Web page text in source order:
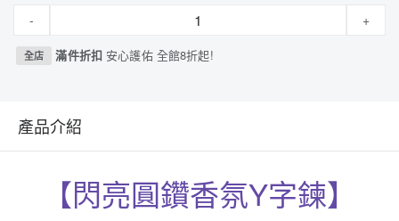
- +
全店 滿件折扣 安心護佑 全館8折起!
產品介紹
【閃亮圓鑽香氛Y字鍊】